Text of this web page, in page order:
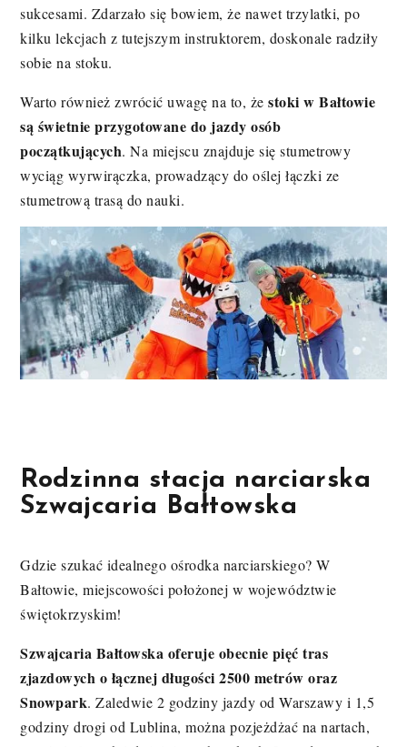
sukcesami. Zdarzało się bowiem, że nawet trzylatki, po
kilku lekcjach z tutejszym instruktorem, doskonale radziły
sobie na stoku.
Warto również zwrócić uwagę na to, żestoki w Bałtowie
są świetnie przygotowane do jazdy osób
początkujących. Na miejscu znajduje się stumetrowy
wyciąg wyrwirączka, prowadzący do oślej łączki ze
stumetrową trasą do nauki.
Rodzinna stacja narciarska
Szwajcaria Bałtowska
Gdzie szukać idealnego ośrodka narciarskiego? W
Bałtowie, miejscowości położonej w województwie
świętokrzyskim!
Szwajcaria Bałtowska oferuje obecnie pięć tras
zjazdowych o łącznej długości 2500 metrów oraz
Snowpark. Zaledwie 2 godziny jazdy od Warszawy i 1,5
godziny drogi od Lublina, można pozjeżdżać na nartach,